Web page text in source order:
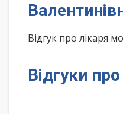
Відгук про лікаря
Відгуки